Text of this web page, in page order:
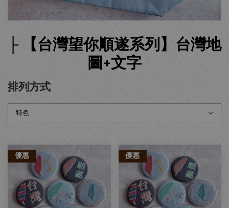
├ 【台灣望你順遂系列】台灣地
圖+文字
排列方式
優惠 優惠